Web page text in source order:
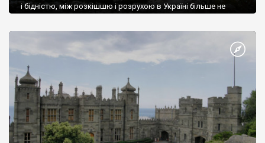
і бідністю, між розкішшю і розрухою в Україні більше не